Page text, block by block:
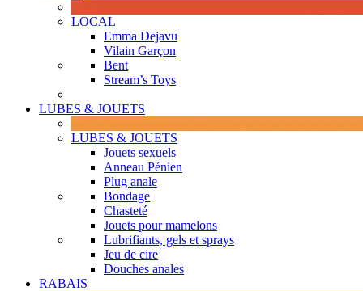
LOCAL
Emma Dejavu
Vilain Garçon
Bent
Stream’s Toys
LUBES & JOUETS
LUBES & JOUETS
Jouets sexuels
Anneau Pénien
Plug anale
Bondage
Chasteté
Jouets pour mamelons
Lubrifiants, gels et sprays
Jeu de cire
Douches anales
RABAIS